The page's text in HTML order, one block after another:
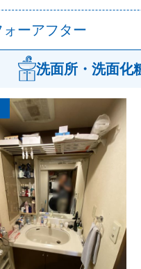
ォーアフター
洗面所・洗面化